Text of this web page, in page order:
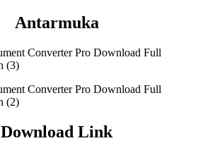
Antarmuka
Download Link